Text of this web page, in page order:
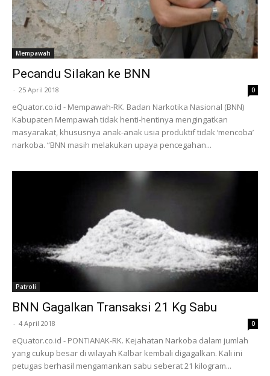
Mempawah
Pecandu Silakan ke BNN
- 25 April 2018 0
eQuator.co.id - Mempawah-RK. Badan Narkotika Nasional (BNN)
Kabupaten Mempawah tidak henti-hentinya mengingatkan
masyarakat, khususnya anak-anak usia produktif tidak ‘mencoba’
narkoba. “BNN masih melakukan upaya pencegahan...
Patroli
BNN Gagalkan Transaksi 21 Kg Sabu
- 4 April 2018 0
eQuator.co.id - PONTIANAK-RK. Kejahatan Narkoba dalam jumlah
yang cukup besar di wilayah Kalbar kembali digagalkan. Kali ini
petugas berhasil mengamankan sabu seberat 21 kilogram...